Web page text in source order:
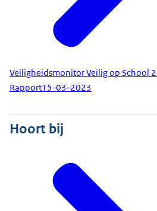
Veiligheidsmonitor Veilig op School
Rapport15-03-2023
Hoort bij